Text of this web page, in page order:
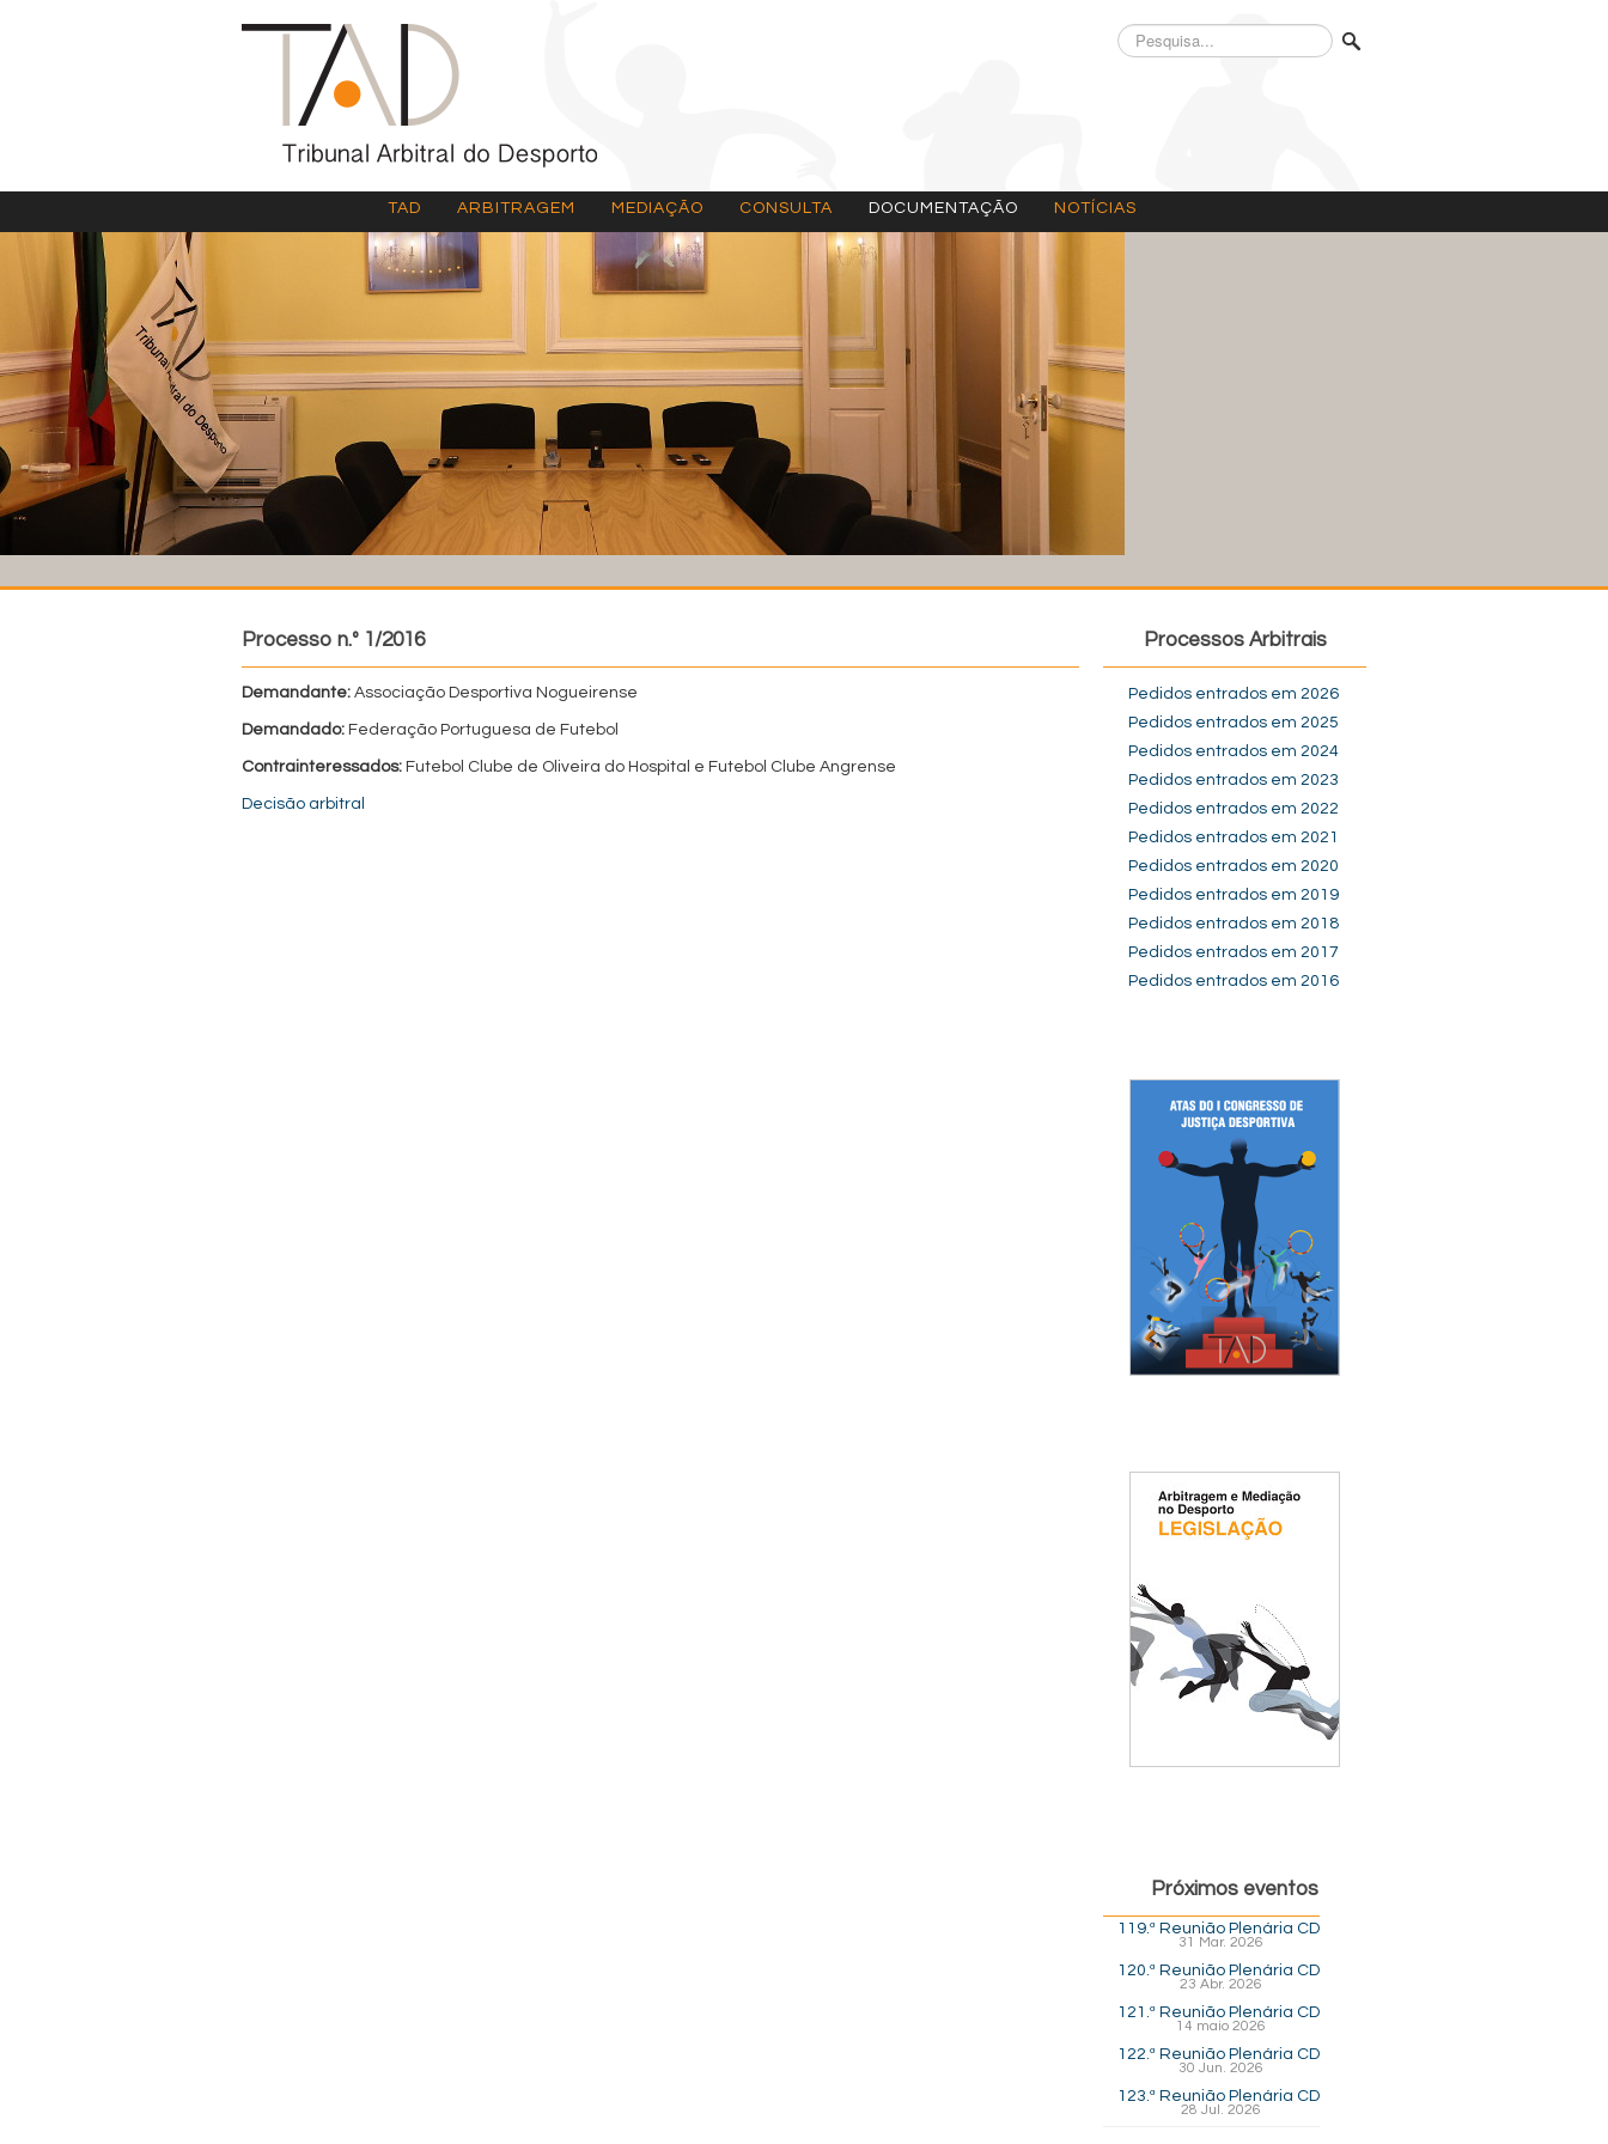
Pesquisa...
TAD ARBITRAGEM MEDIAÇÃO CONSULTA DOCUMENTAÇÃO NOTÍCIAS
Processo n.º 1/2016
Demandante: Associação Desportiva Nogueirense
Demandado: Federação Portuguesa de Futebol
Contrainteressados: Futebol Clube de Oliveira do Hospital e Futebol Clube Angrense
Decisão arbitral
Processos Arbitrais
Pedidos entrados em 2026
Pedidos entrados em 2025
Pedidos entrados em 2024
Pedidos entrados em 2023
Pedidos entrados em 2022
Pedidos entrados em 2021
Pedidos entrados em 2020
Pedidos entrados em 2019
Pedidos entrados em 2018
Pedidos entrados em 2017
Pedidos entrados em 2016
Próximos eventos
119.ª Reunião Plenária CD
31 Mar. 2026
120.ª Reunião Plenária CD
23 Abr. 2026
121.ª Reunião Plenária CD
14 maio 2026
122.ª Reunião Plenária CD
30 Jun. 2026
123.ª Reunião Plenária CD
28 Jul. 2026